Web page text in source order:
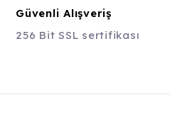
Güvenli Alışveriş
256 Bit SSL sertifikası